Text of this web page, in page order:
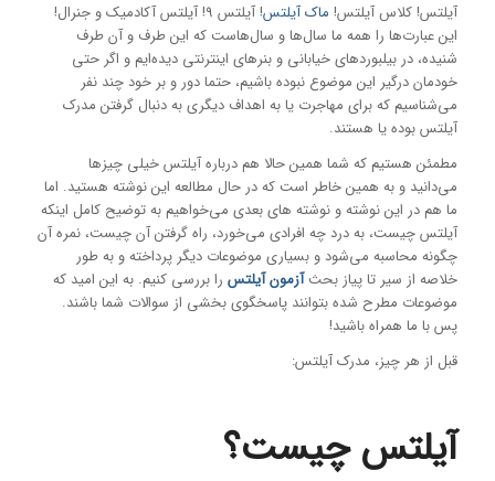
آیلتس! کلاس آیلتس! ماک آیلتس
! آیلتس 9! آیلتس آکادمیک و جنرال!
این عبارت‌ها را همه ما سال‌ها و سال‌هاست که این طرف و آن طرف
شنیده، در بیلبوردهای خیابانی و بنرهای اینترنتی دیده‌ایم و اگر حتی
خودمان درگیر این موضوع نبوده باشیم، حتما دور و بر خود چند نفر
می‌شناسیم که برای مهاجرت یا به اهداف دیگری به دنبال گرفتن مدرک
آیلتس بوده یا هستند.
مطمئن هستیم که شما همین حالا هم درباره آیلتس خیلی چیزها
می‌دانید و به همین خاطر است که در حال مطالعه این نوشته هستید. اما
ما هم در این نوشته و نوشته های بعدی می‌خواهیم به توضیح کامل اینکه
آیلتس چیست، به درد چه افرادی می‌خورد، راه گرفتن آن چیست، نمره آن
چگونه محاسبه می‌شود و بسیاری موضوعات دیگر پرداخته و به طور
خلاصه از سیر تا پیاز بحثآزمون آیلتسرا بررسی کنیم. به این امید که
موضوعات مطرح شده بتوانند پاسخگوی بخشی از سوالات شما باشند.
پس با ما همراه باشید!
قبل از هر چیز، مدرک آیلتس:
آیلتس چیست؟